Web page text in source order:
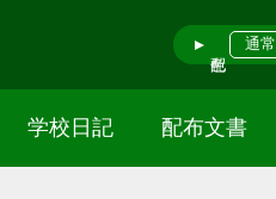
通常
学校日記 配布文書